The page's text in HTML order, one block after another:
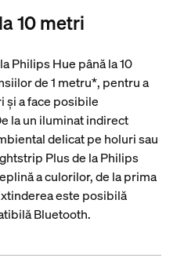
10 metri
Philips Hue până la 10
de 1 metru*, pentru a
și a face posibile
la un iluminat indirect
delicat pe holuri sau
Plus de la Philips
a culorilor, de la prima
este posibilă
Bluetooth.